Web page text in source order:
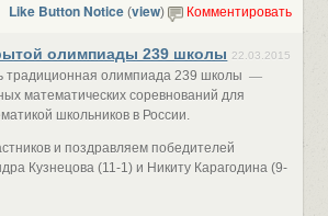
Like Button Notice (view) Комментировать
олимпиады 239 школы 22.03.2015
традиционная олимпиада 239 школы—
математических соревнований для
школьников в России.
и поздравляем победителей
Кузнецова (11-1) и Никиту Карагодина (9-